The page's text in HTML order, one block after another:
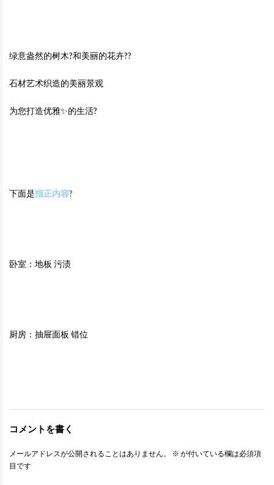
绿意盎然的树木?和美丽的花卉??
石材艺术织造的美丽景观
为您打造优雅✨的生活?
下面是指正内容?
卧室：地板 污渍
厨房：抽屉面板 错位
コメントを書く
メールアドレスが公開されることはありません。 ※ が付いている欄は必須項
目です